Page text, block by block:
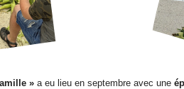
» a eu lieu en septembre avec une